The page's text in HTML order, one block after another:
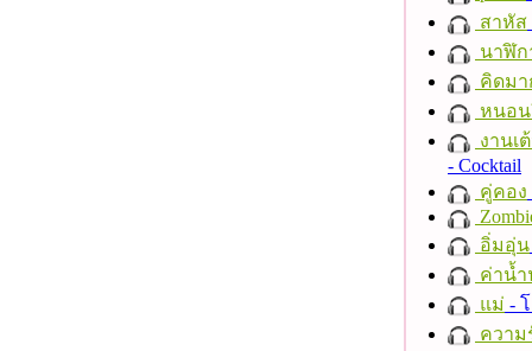
สาหัส
นาฬิก
คิดมา
หนอน
งานเ
- Cocktail
คู่คอง
อิ่มอุ่น
ค่าน้
แม่ -
ความ